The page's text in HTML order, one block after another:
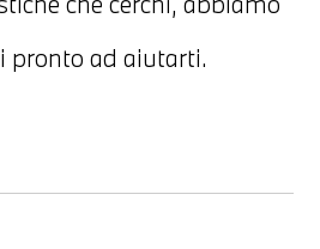
pronto ad aiutarti.